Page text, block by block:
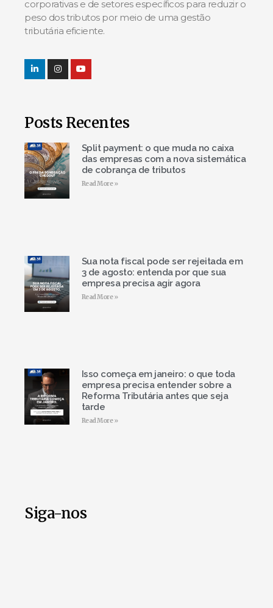
corporativas e de setores específicos para reduzir o
peso dos tributos por meio de uma gestão
tributária eficiente.
Posts Recentes
Split payment: o que muda no caixa
das empresas com a nova sistemática
de cobrança de tributos
Read More »
Sua nota fiscal pode ser rejeitada em
3 de agosto: entenda por que sua
empresa precisa agir agora
Read More »
Isso começa em janeiro: o que toda
empresa precisa entender sobre a
Reforma Tributária antes que seja
tarde
Read More »
Siga-nos